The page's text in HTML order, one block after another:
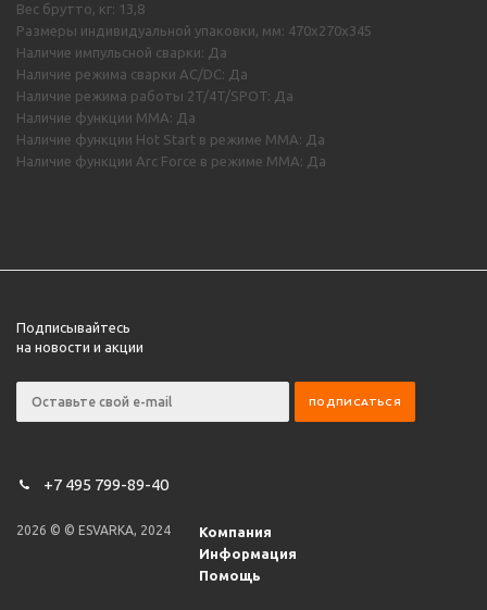
Вес брутто, кг: 13,8
Размеры индивидуальной упаковки, мм: 470х270х345
Наличие импульсной сварки: Да
Наличие режима сварки AC/DC: Да
Наличие режима работы 2T/4T/SPOT: Да
Наличие функции MMA: Да
Наличие функции Hot Start в режиме MMA: Да
Наличие функции Arc Force в режиме MMA: Да
Подписывайтесь
на новости и акции
+7 495 799-89-40
2026 © © ESVARKA, 2024
Компания
Информация
Помощь